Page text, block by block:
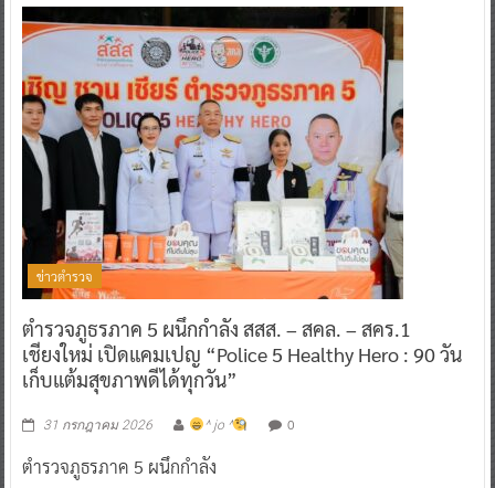
ข่าวตำรวจ
ตำรวจภูธรภาค 5 ผนึกกำลัง สสส. – สคล. – สคร.1
เชียงใหม่ เปิดแคมเปญ “Police 5 Healthy Hero : 90 วัน
เก็บแต้มสุขภาพดีได้ทุกวัน”
31 กรกฎาคม 2026 ^ jo ^ 0
ตำรวจภูธรภาค 5 ผนึกกำลัง